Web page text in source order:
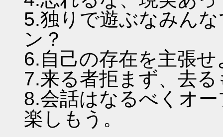
5.独りで遊ぶなみん
ン？
6.自己の存在を主張
7.来る者拒まず、去
8.会話はなるべくオ
楽しもう。